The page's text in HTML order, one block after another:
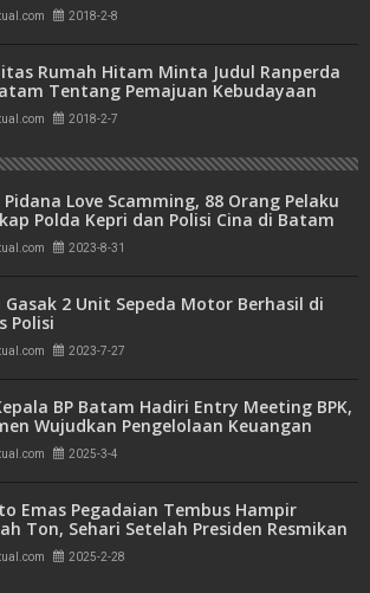
2018-2-8
Rumah Hitam Minta Judul Ranperda
Tentang Pemajuan Kebudayaan
di Ganti2018-2-7
Love Scamming, 88 Orang Pelaku
Polda Kepri dan Polisi Cina di Batam
2023-8-31
Gasak 2 Unit Sepeda Motor Berhasil di
Polisi
2023-7-27
BP Batam Hadiri Entry Meeting BPK,
Wujudkan Pengelolaan Keuangan
dan Akuntabel
2025-3-4
Emas Pegadaian Tembus Hampir
Ton, Sehari Setelah Presiden Resmikan
2025-2-28